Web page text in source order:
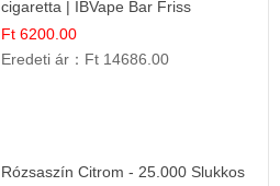
cigaretta | IBVape Bar Friss
Gyümölcs Ízek
Ft 6200.00
Eredeti ár： Ft 14686.00
Rózsaszín Citrom - 25.000 Slukkos